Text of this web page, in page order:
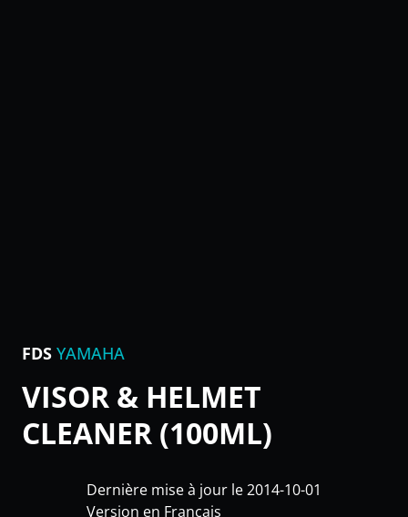
VISOR & HELMET
CLEANER (100ML)
FDS YAMAHA
Dernière mise à jour le 2014-10-01
Version en Français